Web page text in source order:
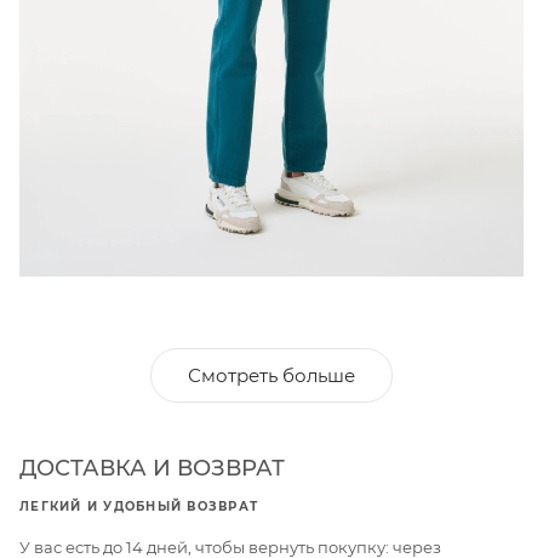
Смотреть больше
ДОСТАВКА И ВОЗВРАТ
ЛЕГКИЙ И УДОБНЫЙ ВОЗВРАТ
У вас есть до 14 дней, чтобы вернуть покупку: через